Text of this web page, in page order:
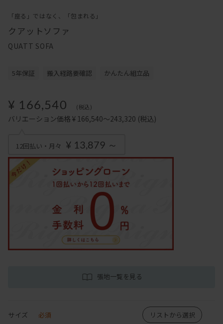
「座る」ではなく、「包まれる」
クアットソファ
QUATT SOFA
5年保証 搬入経路要確認 かんたん組立品
¥ 166,540 (税込)
バリエーション価格 ¥ 166,540～243,320 (税込)
12回払い・月々 ¥ 13,879 ～
張地一覧を見る
サイズ 必須 リストから選択